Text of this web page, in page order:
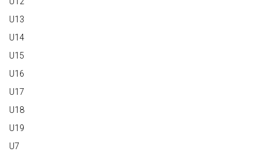
U13
U14
U15
U16
U17
U18
U19
U7